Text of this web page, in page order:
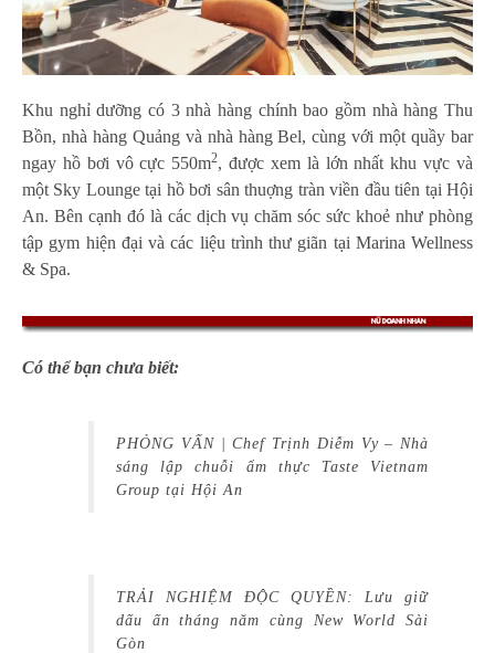
Khu nghỉ dưỡng có 3 nhà hàng chính bao gồm nhà hàng Thu
Bồn, nhà hàng Quảng và nhà hàng Bel, cùng với một quầy bar
ngay hồ bơi vô cực 550m2, được xem là lớn nhất khu vực và
một Sky Lounge tại hồ bơi sân thuợng tràn viền đầu tiên tại Hội
An. Bên cạnh đó là các dịch vụ chăm sóc sức khoẻ như phòng
tập gym hiện đại và các liệu trình thư giãn tại Marina Wellness
& Spa.
Có thể bạn chưa biết:
PHỎNG VẤN | Chef Trịnh Diễm Vy – Nhà
sáng lập chuỗi ẩm thực Taste Vietnam
Group tại Hội An
TRẢI NGHIỆM ĐỘC QUYỀN: Lưu giữ
dấu ấn tháng năm cùng New World Sài
Gòn